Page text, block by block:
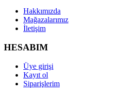
Hakkımızda
Mağazalarımız
İletişim
HESABIM
Üye girişi
Kayıt ol
Siparişlerim